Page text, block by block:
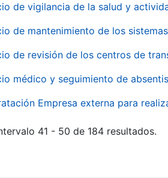
de vigilancia de la salud y
de mantenimiento de los
de revisión de los centros de
médico y seguimiento de
Empresa externa para
41 - 50 de 184 resultados.